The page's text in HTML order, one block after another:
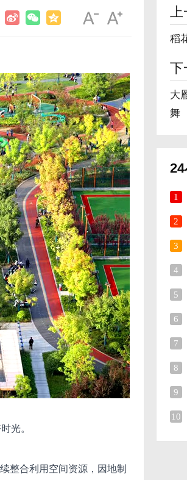
光。
整合利用空间资源，因地制
稻
下
大
舞
1
2
3
4
5
6
7
8
9
10